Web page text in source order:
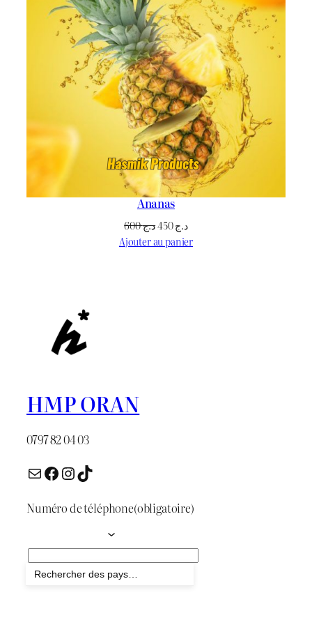
Ananas
د.ج600
Le
prix
د.ج450
Le
prix
Ajouter au panier
HMP ORAN
0797 82 04 03
E-mail Facebook InstagramTikTok
Numéro de téléphone(obligatoire)
Envoyer